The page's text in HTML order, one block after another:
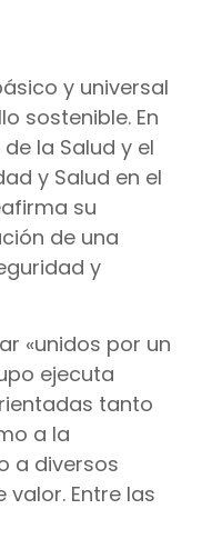
y universal
sostenible. En
la Salud y el
y Salud en el
su
de una
y
«unidos por un
ejecuta
tanto
a la
a diversos
Entre las